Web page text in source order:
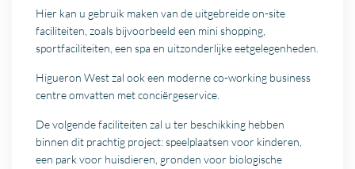
Hier kan u gebruik maken van de uitgebreide on-site
faciliteiten, zoals bijvoorbeeld een mini shopping,
sportfaciliteiten, een spa en uitzonderlijke eetgelegenheden.
Higueron West zal ook een moderne co-working business
centre omvatten met conciërgeservice.
De volgende faciliteiten zal u ter beschikking hebben
binnen dit prachtig project: speelplaatsen voor kinderen,
een park voor huisdieren, gronden voor biologische